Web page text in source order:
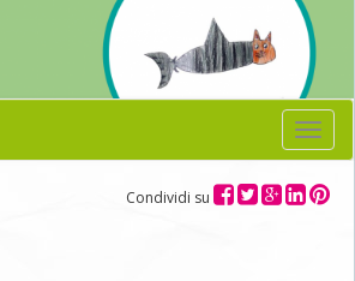
Menu
Condividi su